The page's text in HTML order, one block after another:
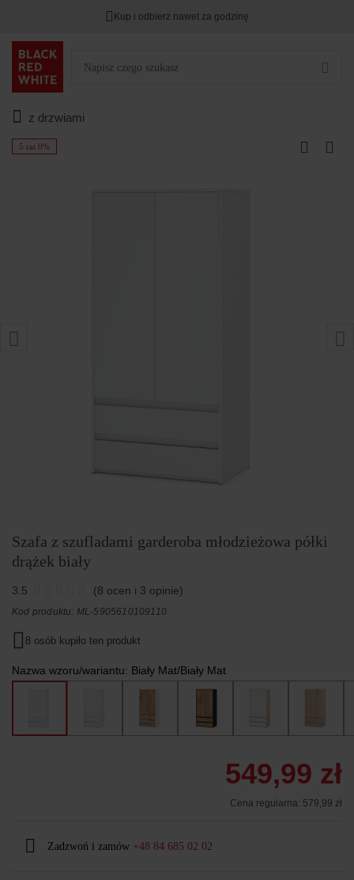
Kup i odbierz nawet za godzinę
z drzwiami
5 rat 0%
Szafa z szufladami garderoba młodzieżowa półki
drążek biały
3.5 (8 ocen i 3 opinie)
Kod produktu: ML-5905610109110
8 osób kupiło ten produkt
Nazwa wzoru/wariantu: Biały Mat/Biały Mat
549,99 zł
Cena regularna: 579,99 zł
Zadzwoń i zamów +48 84 685 02 02